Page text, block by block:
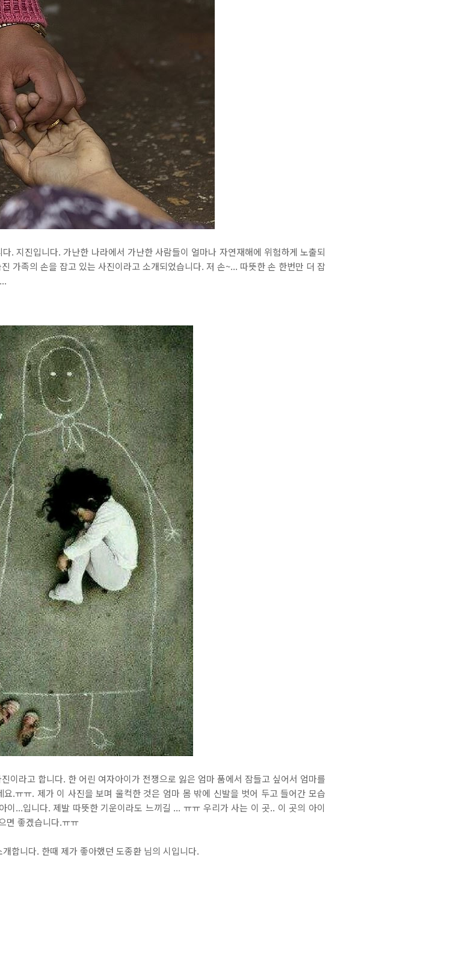
. 지진입니다. 가난한 나라에서 가난한 사람들이 얼마나 자연재해에 위험하게 노출되
가족의 손을 잡고 있는 사진이라고 소개되었습니다. 저 손~... 따뜻한 손 한번만 더 잡
이라고 합니다. 한 어린 여자아이가 전쟁으로 잃은 엄마 품에서 잠들고 싶어서 엄마를
.ㅠㅠ. 제가 이 사진을 보며 울컥한 것은 엄마 몸 밖에 신발을 벗어 두고 들어간 모습
이...입니다. 제발 따뜻한 기운이라도 느끼길 ... ㅠㅠ 우리가 사는 이 곳.. 이 곳의 아이
면 좋겠습니다.ㅠㅠ
합니다. 한때 제가 좋아했던 도종환 님의 시입니다.